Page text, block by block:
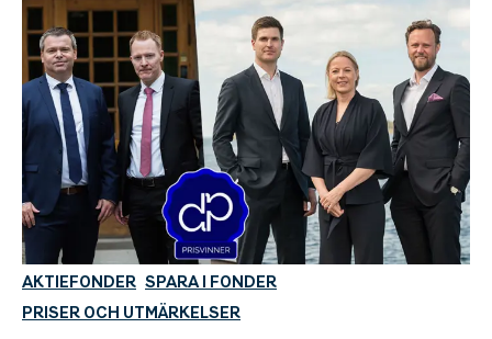
AKTIEFONDER SPARA I FONDER
PRISER OCH UTMÄRKELSER